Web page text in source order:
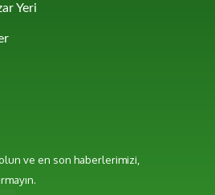
Yeri
ve en son haberlerimizi,